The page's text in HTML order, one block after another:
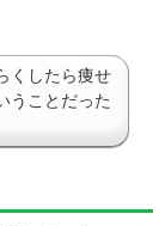
くしたら痩せ
うことだった